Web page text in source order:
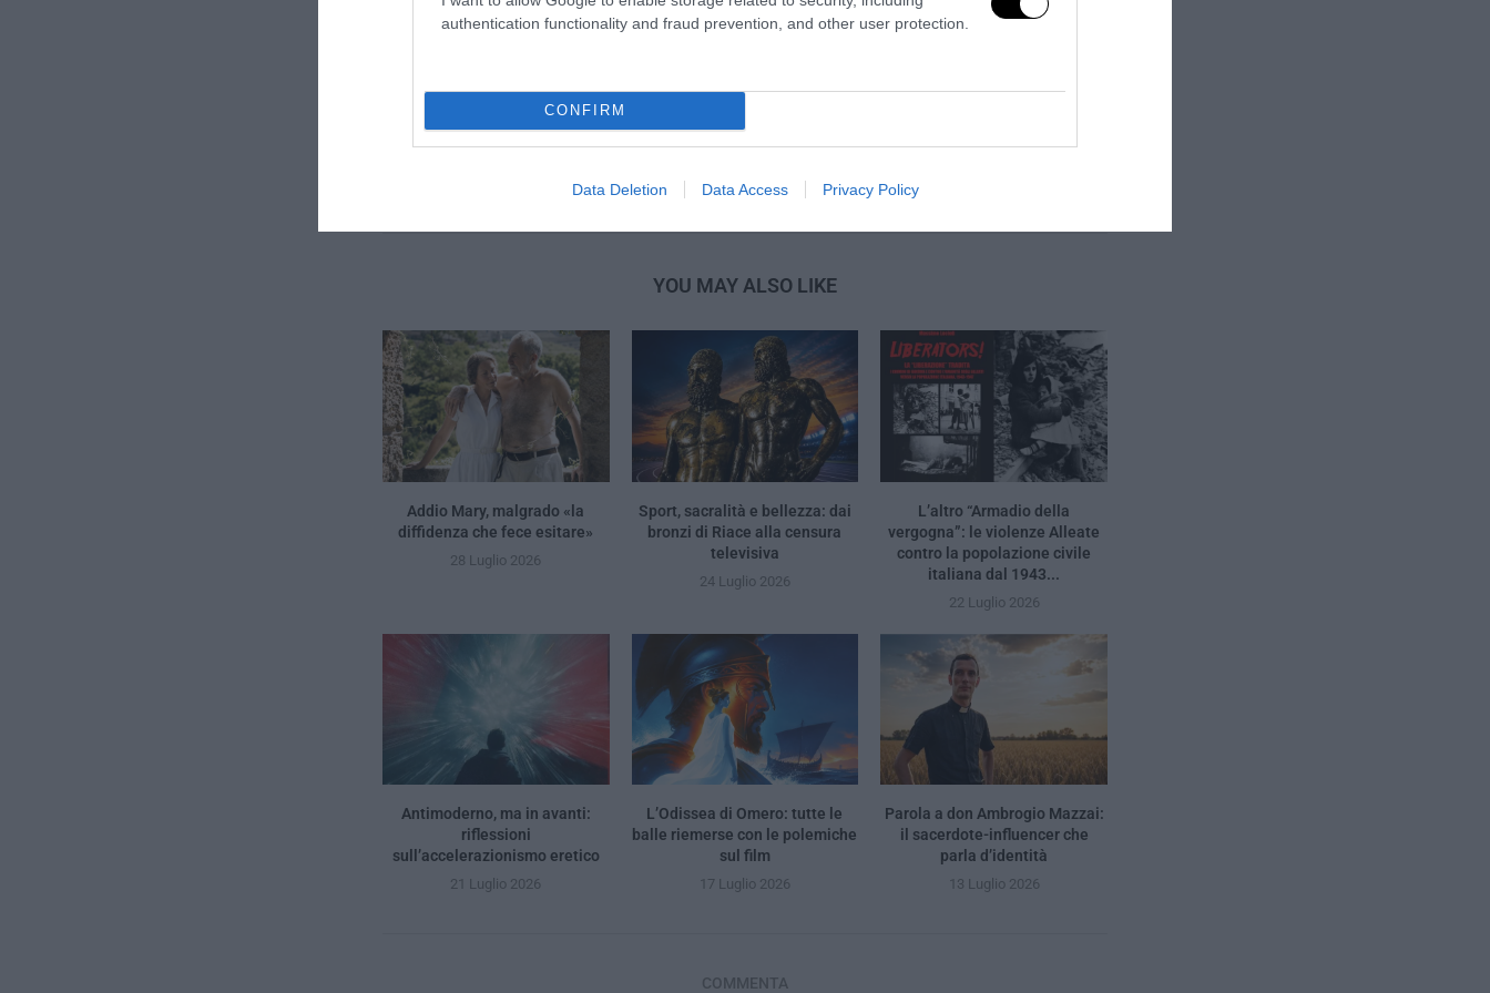
authentication functionality and fraud prevention, and other user protection.
CONFIRM
Data Deletion Data Access Privacy Policy
Heidegger e l’antisemitismo, “MicroMega”
Scoperto a Gerusalemme il luogo del processo
YOU MAY ALSO LIKE
Addio Mary, malgrado «la
diffidenza che fece esitare»
28 Luglio 2026
Sport, sacralità e bellezza: dai
bronzi di Riace alla censura
televisiva
24 Luglio 2026
L’altro “Armadio della
vergogna”: le violenze Alleate
contro la popolazione civile
italiana dal 1943...
22 Luglio 2026
Antimoderno, ma in avanti:
riflessioni
sull’accelerazionismo eretico
21 Luglio 2026
L’Odissea di Omero: tutte le
balle riemerse con le polemiche
sul film
17 Luglio 2026
Parola a don Ambrogio Mazzai:
il sacerdote-influencer che
parla d’identità
13 Luglio 2026
COMMENTA